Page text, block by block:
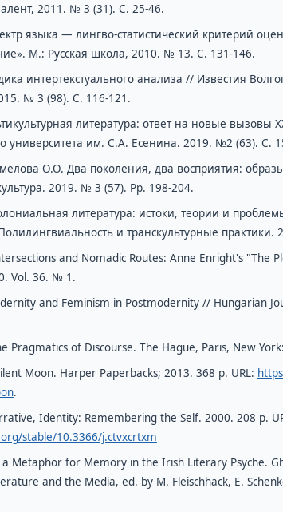
2011. № 3 (31). С. 25-46.
языка — лингво-статистический критерий
М.: Русская школа, 2010. № 13. С. 131-146.
интертекстуального анализа // Известия
№ 3 (98). С. 116-121.
литература: ответ на новые вызовы
университета им. С.А. Есенина. 2019. №2 (63). С.
О.О. Два поколения, два восприятия:
2019. № 3 (57). Pp. 198-204.
литература: истоки, теории и
и транскультурные практики.
and Nomadic Routes: Anne Enright's "The
Vol. 36. № 1.
and Feminism in Postmodernity // Hungarian
Pragmatics of Discourse. The Hague, Paris, New
Moon. Harper Paperbacks; 2013. 368 p. URL:
.
Identity: Remembering the Self. 2000. 208 p.
stable/10.3366/j.ctvxcrtxm
a Metaphor for Memory in the Irish Literary Psyche.
and the Media, ed. by M. Fleischhack, E.